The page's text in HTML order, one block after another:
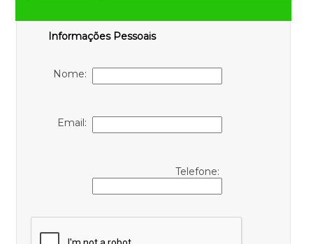
Informações Pessoais
Nome:
Email:
Telefone: